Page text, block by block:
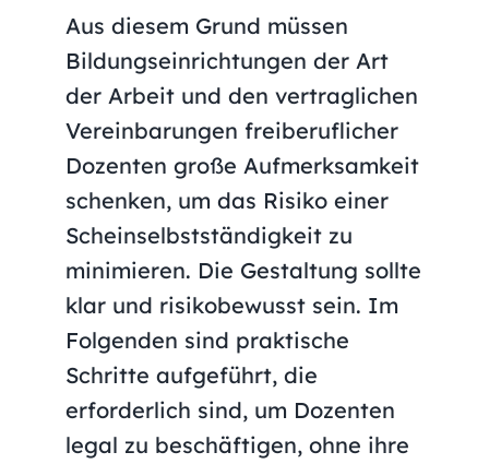
Aus diesem Grund müssen
Bildungseinrichtungen der Art
der Arbeit und den vertraglichen
Vereinbarungen freiberuflicher
Dozenten große Aufmerksamkeit
schenken, um das Risiko einer
Scheinselbstständigkeit zu
minimieren. Die Gestaltung sollte
klar und risikobewusst sein. Im
Folgenden sind praktische
Schritte aufgeführt, die
erforderlich sind, um Dozenten
legal zu beschäftigen, ohne ihre